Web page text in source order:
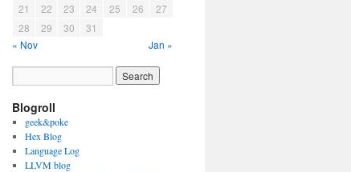
21
22 23 24 25 26
27
28
29 30
31
« Nov
Jan »
Blogroll
geek&poke
Hex Blog
Language Log
LLVM blog